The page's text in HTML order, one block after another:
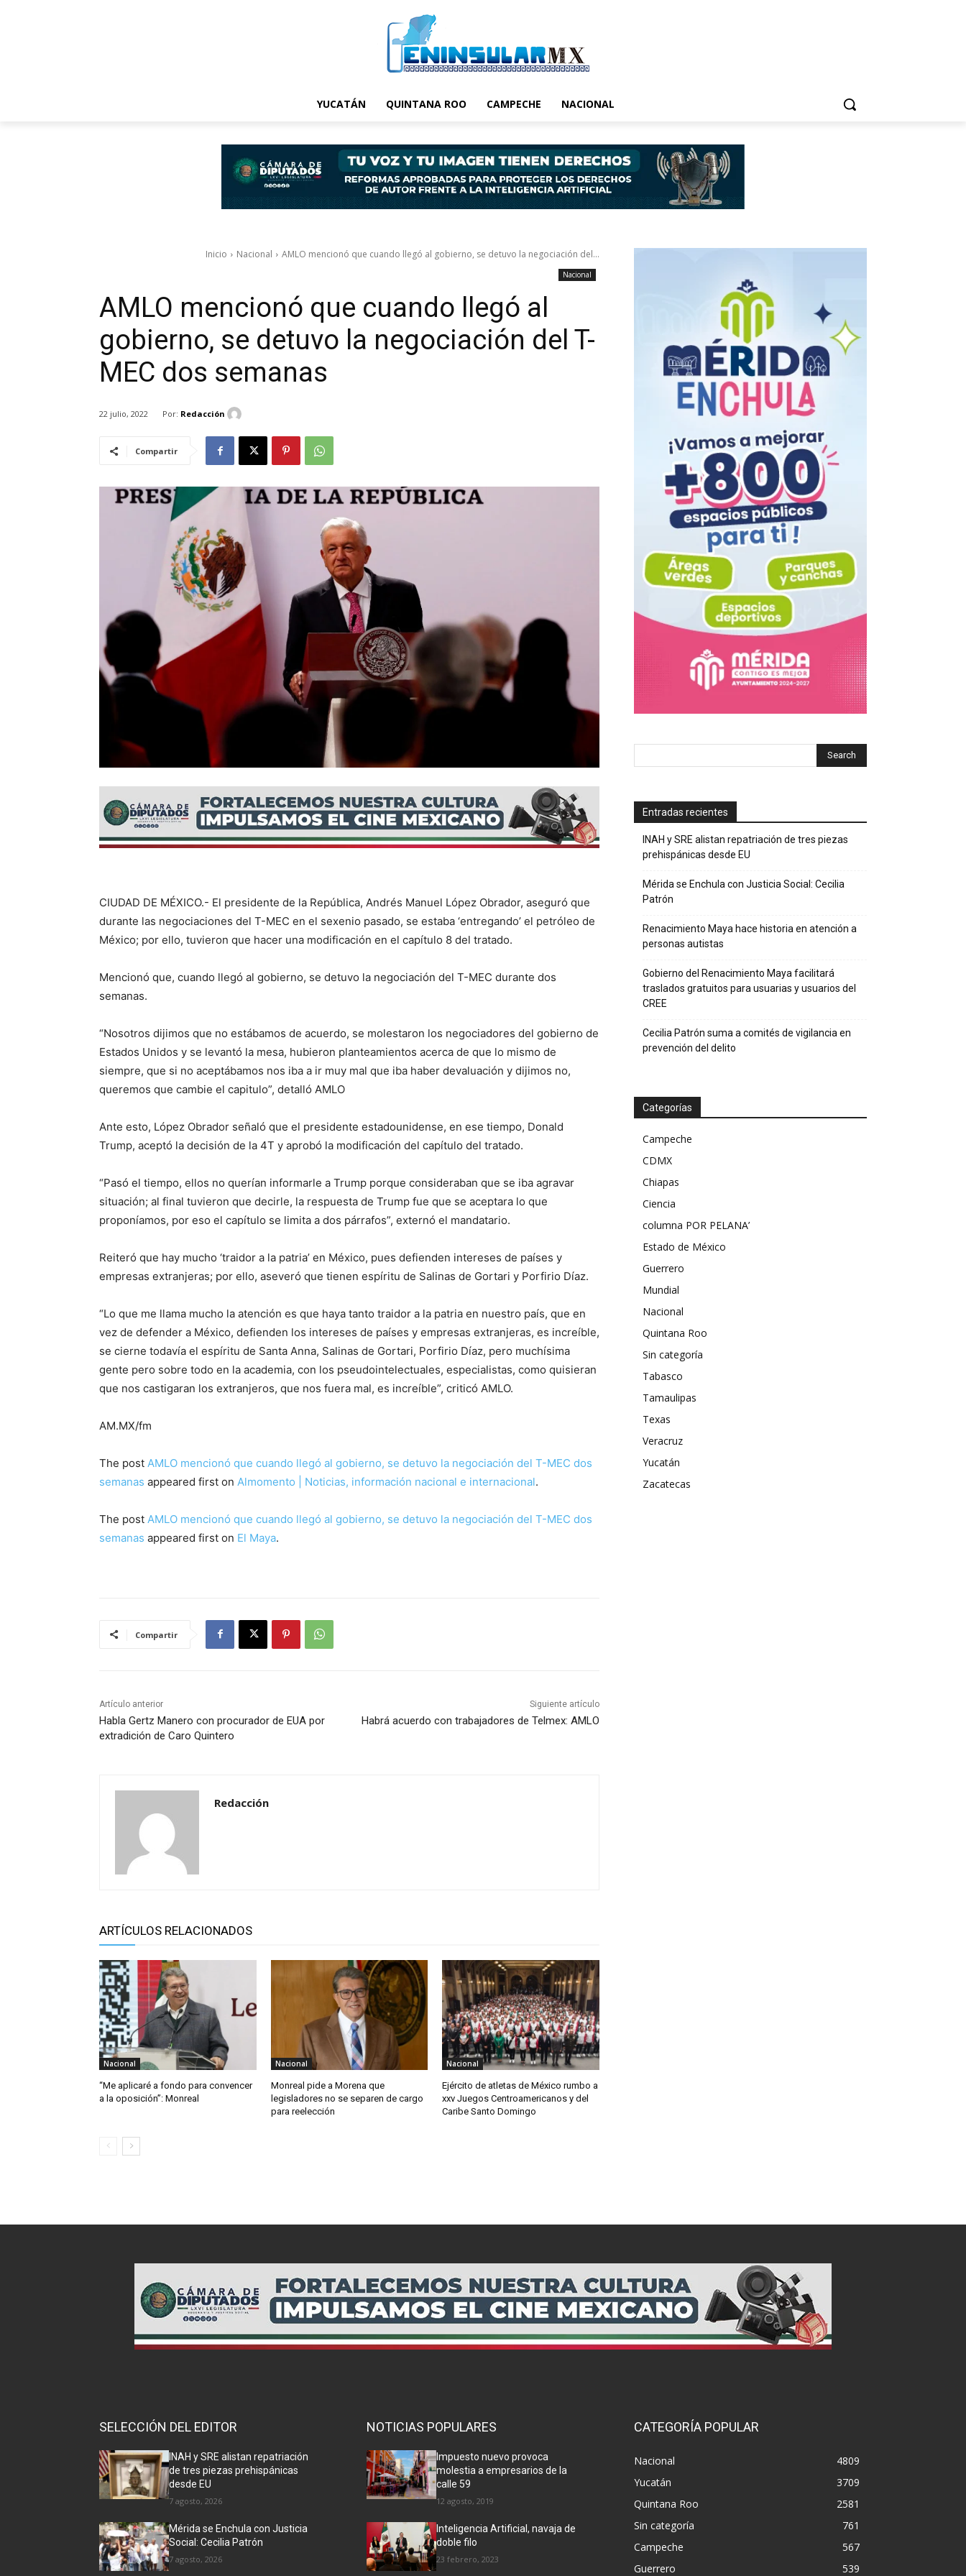
YUCATÁN QUINTANA ROO CAMPECHE NACIONAL
Inicio Nacional AMLO mencionó que cuando llegó al gobierno, se detuvo la negociación del...
Nacional
AMLO mencionó que cuando llegó al
gobierno, se detuvo la negociación del T-
MEC dos semanas
22 julio, 2022 Por: Redacción
Compartir
CIUDAD DE MÉXICO.- El presidente de la República, Andrés Manuel López Obrador, aseguró que
durante las negociaciones del T-MEC en el sexenio pasado, se estaba ‘entregando’ el petróleo de
México; por ello, tuvieron que hacer una modificación en el capítulo 8 del tratado.
Mencionó que, cuando llegó al gobierno, se detuvo la negociación del T-MEC durante dos
semanas.
“Nosotros dijimos que no estábamos de acuerdo, se molestaron los negociadores del gobierno de
Estados Unidos y se levantó la mesa, hubieron planteamientos acerca de que lo mismo de
siempre, que si no aceptábamos nos iba a ir muy mal que iba haber devaluación y dijimos no,
queremos que cambie el capitulo”, detalló AMLO
Ante esto, López Obrador señaló que el presidente estadounidense, en ese tiempo, Donald
Trump, aceptó la decisión de la 4T y aprobó la modificación del capítulo del tratado.
“Pasó el tiempo, ellos no querían informarle a Trump porque consideraban que se iba agravar
situación; al final tuvieron que decirle, la respuesta de Trump fue que se aceptara lo que
proponíamos, por eso el capítulo se limita a dos párrafos”, externó el mandatario.
Reiteró que hay mucho ‘traidor a la patria’ en México, pues defienden intereses de países y
empresas extranjeras; por ello, aseveró que tienen espíritu de Salinas de Gortari y Porfirio Díaz.
“Lo que me llama mucho la atención es que haya tanto traidor a la patria en nuestro país, que en
vez de defender a México, defienden los intereses de países y empresas extranjeras, es increíble,
se cierne todavía el espíritu de Santa Anna, Salinas de Gortari, Porfirio Díaz, pero muchísima
gente pero sobre todo en la academia, con los pseudointelectuales, especialistas, como quisieran
que nos castigaran los extranjeros, que nos fuera mal, es increíble”, criticó AMLO.
AM.MX/fm
The post AMLO mencionó que cuando llegó al gobierno, se detuvo la negociación del T-MEC dos
semanas appeared first on Almomento | Noticias, información nacional e internacional.
The post AMLO mencionó que cuando llegó al gobierno, se detuvo la negociación del T-MEC dos
semanas appeared first on El Maya.
Compartir
Artículo anterior
Habla Gertz Manero con procurador de EUA por
extradición de Caro Quintero
Siguiente artículo
Habrá acuerdo con trabajadores de Telmex: AMLO
Redacción
ARTÍCULOS RELACIONADOS
Nacional
“Me aplicaré a fondo para convencer
a la oposición”: Monreal
Nacional
Monreal pide a Morena que
legisladores no se separen de cargo
para reelección
Nacional
Ejército de atletas de México rumbo a
xxv Juegos Centroamericanos y del
Caribe Santo Domingo
Entradas recientes
INAH y SRE alistan repatriación de tres piezas
prehispánicas desde EU
Mérida se Enchula con Justicia Social: Cecilia
Patrón
Renacimiento Maya hace historia en atención a
personas autistas
Gobierno del Renacimiento Maya facilitará
traslados gratuitos para usuarias y usuarios del
CREE
Cecilia Patrón suma a comités de vigilancia en
prevención del delito
Categorías
Campeche
CDMX
Chiapas
Ciencia
columna POR PELANA’
Estado de México
Guerrero
Mundial
Nacional
Quintana Roo
Sin categoría
Tabasco
Tamaulipas
Texas
Veracruz
Yucatán
Zacatecas
SELECCIÓN DEL EDITOR
INAH y SRE alistan repatriación
de tres piezas prehispánicas
desde EU
7 agosto, 2026
Mérida se Enchula con Justicia
Social: Cecilia Patrón
7 agosto, 2026
NOTICIAS POPULARES
Impuesto nuevo provoca
molestia a empresarios de la
calle 59
12 agosto, 2019
Inteligencia Artificial, navaja de
doble filo
23 febrero, 2023
CATEGORÍA POPULAR
Nacional
4809
Yucatán
3709
Quintana Roo
2581
Sin categoría
761
Campeche
567
Guerrero
539